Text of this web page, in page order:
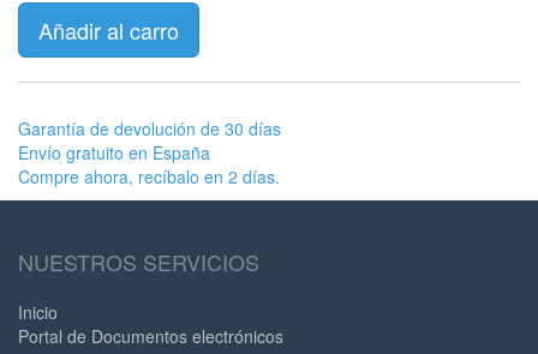
Añadir al carro
Garantía de devolución de 30 días
Envío gratuito en España
Compre ahora, recíbalo en 2 días.
NUESTROS SERVICIOS
Inicio
Portal de Documentos electrónicos